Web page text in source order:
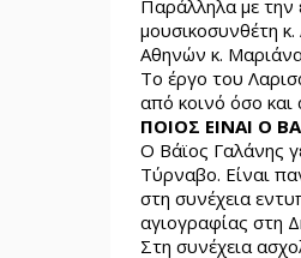
Παράλληλα με την
μουσικοσυνθέτη
Αθηνών κ.
Το έργο του
από κοινό όσο
ΠΟΙΟΣ ΕΙΝΑΙ Ο
Ο Βάϊος Γαλάνης
Τύρναβο. Είναι
στη συνέχεια
αγιογραφίας στη
Στη συνέχεια